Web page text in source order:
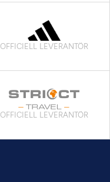
OFFICIELL LEVERANTÖR
OFFICIELL LEVERANTÖR